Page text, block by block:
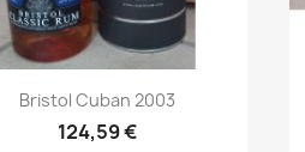
Aperçu rapide
Bristol Cuban 2003
124,59 €